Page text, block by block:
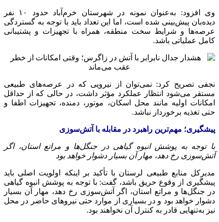
وی افزود: به‌عنوان نمونه در شهرستان خرم‌آباد حدود ۱۰ نفر
دیده‌بان پیش‌بینی شده است، اما این تعداد باید با توجه به گستردگی
عرصه‌ها و شرایط سخت منطقه، همراه با تجهیزات و پشتیبانی
کامل عملیاتی باشد.
نجفی تصریح کرد: نمی‌توان از نیرویی که در عرصه‌های طبیعی
مستقر می‌شود انتظار عملکرد مؤثر داشت، در حالی که از حداقل
امکانات اولیه مانند محل اسکان، موتور، دمنده، تجهیزات اطفا و
حتی تغذیه برخوردار نباشد.
پیشگیری؛ مهم‌ترین راهبرد در مقابله با آتش‌سوزی
با توجه به پوشش انبوه گیاهی در جنگل‌ها و مراتع استان، اگر
آتش‌سوزی رخ دهد، مهار آن بسیار دشوار خواهد بود
مدیرکل منابع طبیعی لرستان با تأکید بر اینکه اولویت اصلی باید
پیشگیری از وقوع حریق باشد، گفت: با توجه به پوشش انبوه گیاهی
در جنگل‌ها و مراتع استان، اگر آتش‌سوزی رخ دهد، مهار آن بسیار
دشوار خواهد بود و در بسیاری از موارد حتی نیروهای حاضر در محل
نیز به‌تنهایی قادر به کنترل آن نخواهند بود.